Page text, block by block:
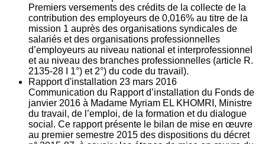
Premiers versements des crédits de la collecte de la
contribution des employeurs de 0,016% au titre de la
mission 1 auprès des organisations syndicales de
salariés et des organisations professionnelles
d’employeurs au niveau national et interprofessionnel
et au niveau des branches professionnelles (article R.
2135‐28 I 1°) et 2°) du code du travail).
Rapport d'installation 23 mars 2016
Communication du Rapport d’installation du Fonds de
janvier 2016 à Madame Myriam EL KHOMRI, Ministre
du travail, de l’emploi, de la formation et du dialogue
social. Ce rapport présente le bilan de mise en œuvre
au premier semestre 2015 des dispositions du décret